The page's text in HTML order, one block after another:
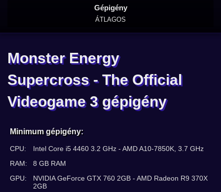
Gépigény
ÁTLAGOS
Monster Energy
Supercross - The Official
Videogame 3 gépigény
Minimum gépigény:
CPU:
Intel Core i5 4460 3.2 GHz - AMD A10-7850K, 3.7 GHz
RAM:
8 GB RAM
GPU:
NVIDIA GeForce GTX 760 2GB - AMD Radeon R9 370X
2GB